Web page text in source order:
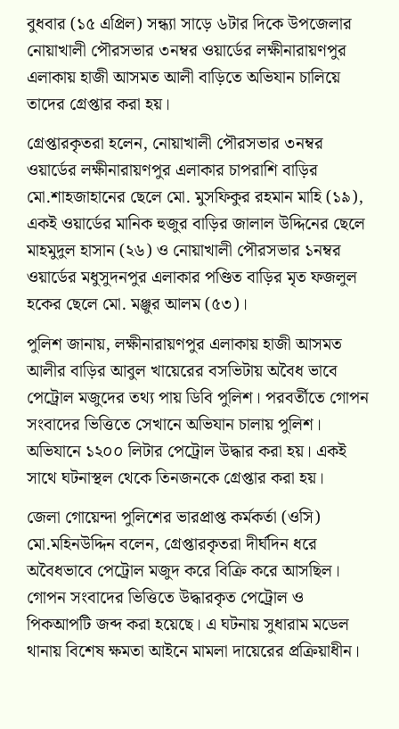
বুধবার (১৫ এপ্রিল) সন্ধ্যা সাড়ে ৬টার দিকে উপজেলার
নোয়াখালী পৌরসভার ৩নম্বর ওয়ার্ডের লক্ষীনারায়ণপুর
এলাকায় হাজী আসমত আলী বাড়িতে অভিযান চালিয়ে
তাদের গ্রেপ্তার করা হয়।
গ্রেপ্তারকৃতরা হলেন, নোয়াখালী পৌরসভার ৩নম্বর
ওয়ার্ডের লক্ষীনারায়ণপুর এলাকার চাপরাশি বাড়ির
মো.শাহজাহানের ছেলে মো. মুসফিকুর রহমান মাহি (১৯),
একই ওয়ার্ডের মানিক হুজুর বাড়ির জালাল উদ্দিনের ছেলে
মাহমুদুল হাসান (২৬) ও নোয়াখালী পৌরসভার ১নম্বর
ওয়ার্ডের মধুসুদনপুর এলাকার পণ্ডিত বাড়ির মৃত ফজলুল
হকের ছেলে মো. মঞ্জুর আলম (৫৩)।
পুলিশ জানায়, লক্ষীনারায়ণপুর এলাকায় হাজী আসমত
আলীর বাড়ির আবুল খায়েরের বসভিটায় অবৈধ ভাবে
পেট্রোল মজুদের তথ্য পায় ডিবি পুলিশ। পরবর্তীতে গোপন
সংবাদের ভিত্তিতে সেখানে অভিযান চালায় পুলিশ।
অভিযানে ১২০০ লিটার পেট্রোল উদ্ধার করা হয়। একই
সাথে ঘটনাস্থল থেকে তিনজনকে গ্রেপ্তার করা হয়।
জেলা গোয়েন্দা পুলিশের ভারপ্রাপ্ত কর্মকর্তা (ওসি)
মো.মহিনউদ্দিন বলেন, গ্রেপ্তারকৃতরা দীর্ঘদিন ধরে
অবৈধভাবে পেট্রোল মজুদ করে বিক্রি করে আসছিল।
গোপন সংবাদের ভিত্তিতে উদ্ধারকৃত পেট্রোল ও
পিকআপটি জব্দ করা হয়েছে। এ ঘটনায় সুধারাম মডেল
থানায় বিশেষ ক্ষমতা আইনে মামলা দায়েরের প্রক্রিয়াধীন।